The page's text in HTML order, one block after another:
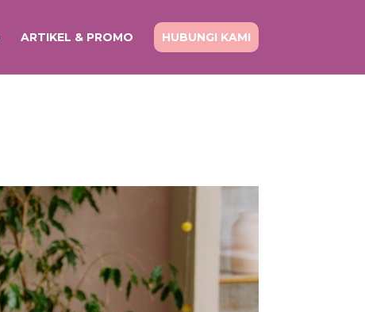
ARTIKEL & PROMO HUBUNGI KAMI